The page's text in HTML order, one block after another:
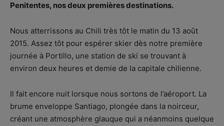
Penitentes, nos deux premières destinations.
Nous atterrissons au Chili très tôt le matin du 13 août
2015. Assez tôt pour espérer skier dès notre première
journée à Portillo, une station de ski se trouvant à
environ deux heures et demie de la capitale chilienne.
Il fait encore nuit lorsque nous sortons de l’aéroport. La
brume enveloppe Santiago, plongée dans la noirceur,
créant une atmosphère glauque qui a néanmoins quelque